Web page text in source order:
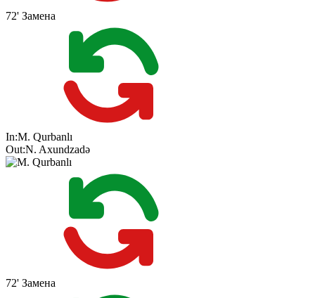
72' Замена
In:M. Qurbanlı
Out:N. Axundzadə
72' Замена